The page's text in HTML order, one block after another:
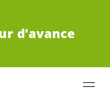
d’avance